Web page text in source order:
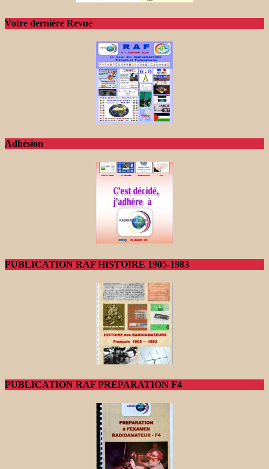
Votre dernière Revue
Adhésion
PUBLICATION RAF HISTOIRE 1905-1983
PUBLICATION RAF PREPARATION F4